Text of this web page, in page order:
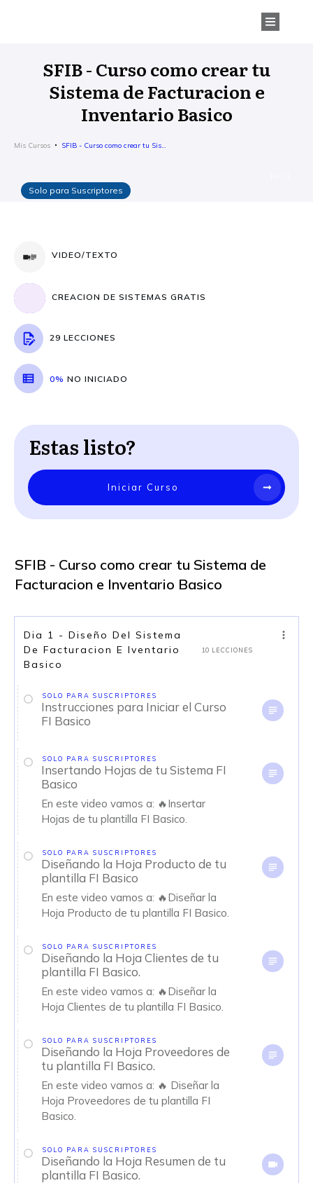
SFIB - Curso como crear tu
Sistema de Facturacion e
Inventario Basico
Mis Cursos
Solo para Suscriptores
VIDEO/TEXTO
CREACION DE SISTEMAS GRATIS
29 LECCIONES
0% NO INICIADO
Estas listo?
Iniciar Curso
SFIB - Curso como crear tu Sistema de
Facturacion e Inventario Basico
Dia 1 - Diseño Del Sistema
De Facturacion E Iventario
Basico
10 LECCIONES
SOLO PARA SUSCRIPTORES
Instrucciones para Iniciar el Curso
FI Basico
SOLO PARA SUSCRIPTORES
Insertando Hojas de tu Sistema FI
Basico
En este video vamos a: 🔥Insertar
Hojas de tu plantilla FI Basico.
SOLO PARA SUSCRIPTORES
Diseñando la Hoja Producto de tu
plantilla FI Basico
En este video vamos a: 🔥Diseñar la
Hoja Producto de tu plantilla FI Basico.
SOLO PARA SUSCRIPTORES
Diseñando la Hoja Clientes de tu
plantilla FI Basico.
En este video vamos a: 🔥Diseñar la
Hoja Clientes de tu plantilla FI Basico.
SOLO PARA SUSCRIPTORES
Diseñando la Hoja Proveedores de
tu plantilla FI Basico.
En este video vamos a: 🔥 Diseñar la
Hoja Proveedores de tu plantilla FI
Basico.
SOLO PARA SUSCRIPTORES
Diseñando la Hoja Resumen de tu
plantilla FI Basico.